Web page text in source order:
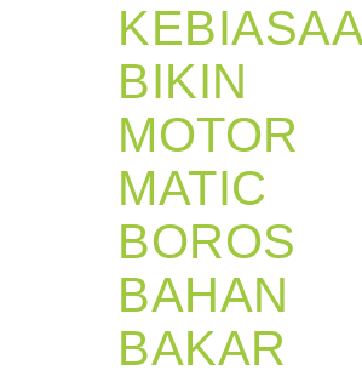
BIKIN
MOTOR
MATIC
BOROS
BAHAN
BAKAR